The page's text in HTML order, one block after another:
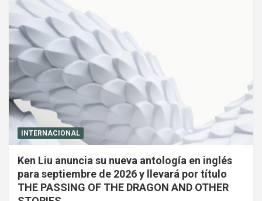
INTERNACIONAL
Ken Liu anuncia su nueva antología en inglés
para septiembre de 2026 y llevará por título
THE PASSING OF THE DRAGON AND OTHER